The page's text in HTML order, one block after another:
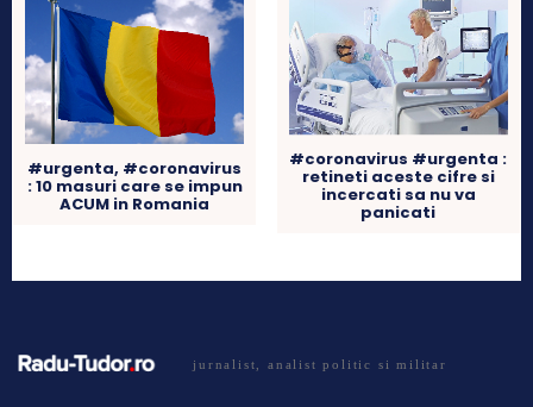
#urgenta, #coronavirus
: 10 masuri care se impun
ACUM in Romania
#coronavirus #urgenta :
retineti aceste cifre si
incercati sa nu va
panicati
jurnalist, analist politic si militar